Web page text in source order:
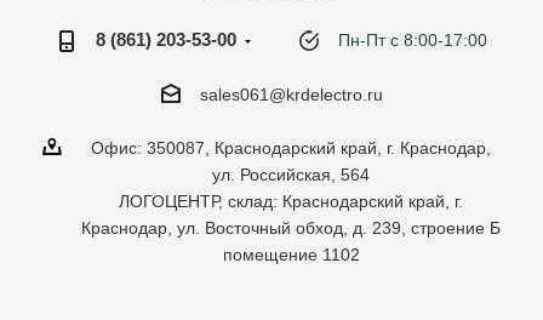
8 (861) 203-53-00 Пн-Пт с 8:00-17:00
sales061@krdelectro.ru
Офис: 350087, Краснодарский край, г. Краснодар,
ул. Российская, 564
ЛОГОЦЕНТР, склад: Краснодарский край, г.
Краснодар, ул. Восточный обход, д. 239, строение Б
помещение 1102